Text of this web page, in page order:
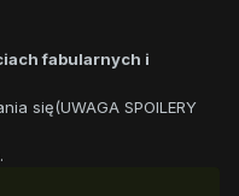
fabularnych i
się(UWAGA SPOILERY